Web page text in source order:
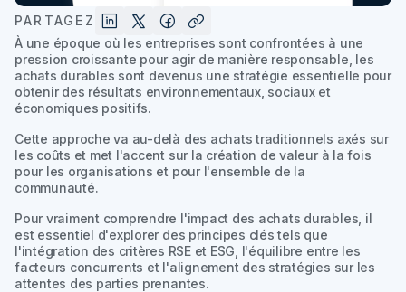
PARTAGEZ
À une époque où les entreprises sont confrontées à une
pression croissante pour agir de manière responsable, les
achats durables sont devenus une stratégie essentielle pour
obtenir des résultats environnementaux, sociaux et
économiques positifs.
Cette approche va au-delà des achats traditionnels axés sur
les coûts et met l'accent sur la création de valeur à la fois
pour les organisations et pour l'ensemble de la
communauté.
Pour vraiment comprendre l'impact des achats durables, il
est essentiel d'explorer des principes clés tels que
l'intégration des critères RSE et ESG, l'équilibre entre les
facteurs concurrents et l'alignement des stratégies sur les
attentes des parties prenantes.